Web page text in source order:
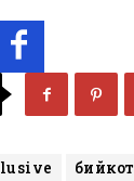
бийкот